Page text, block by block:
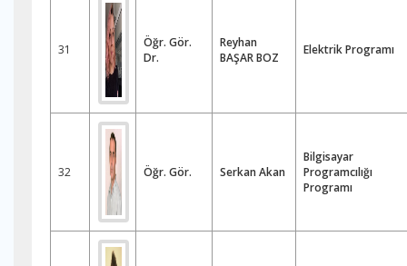
31
Öğr. Gör.
Dr.
Reyhan
BAŞAR BOZ
Elektrik Programı
32 Öğr. Gör. Serkan Akan
Bilgisayar
Programcılığı
Programı